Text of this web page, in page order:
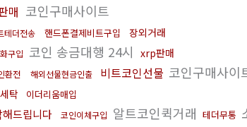
매 코인구매사이트
테더전송 핸드폰결제비트구입 장외거래
구입 코인 송금대행 24시 xrp판매
환전 해외선물현금인출 비트코인선물 코인구매사이
탁 이더리움매입
드립니다 코인이체구입 알트코인퀵거래 테더무통